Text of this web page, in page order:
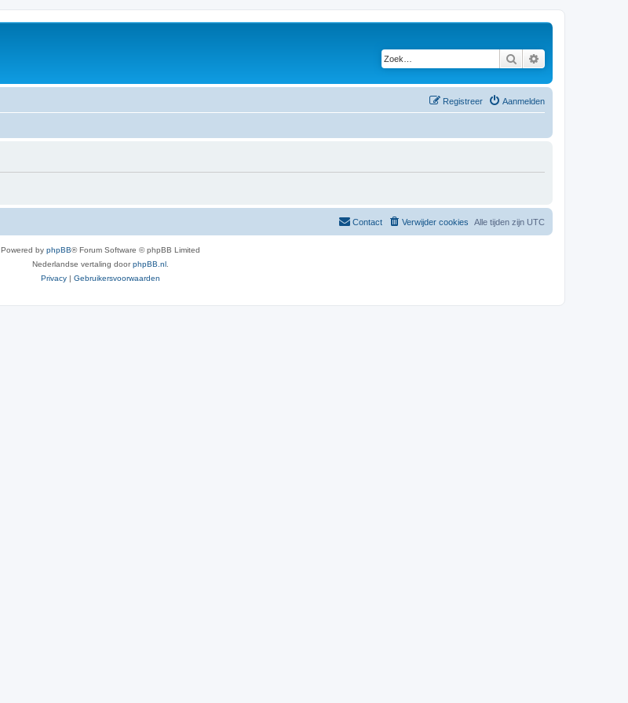
Zoek
Aanmelden
Registreer
Alle tijden zijn UTC
Verwijder cookies
Contact
Powered by phpBB® Forum Software © phpBB Limited
Nederlandse vertaling doorphpBB.nl
Privacy | Gebruikersvoorwaarden